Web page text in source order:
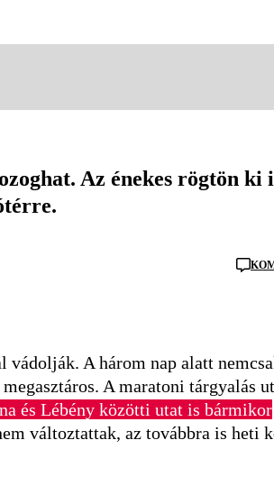
Az énekes rögtön ki
vádolják. A három nap alatt
A maratoni tárgyalás
és Lébény közötti utat is bármikor
változtattak, az továbbra is heti